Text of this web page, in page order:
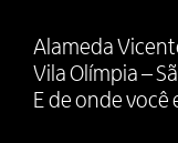
Alameda
Vila Olímpia –
E de onde você